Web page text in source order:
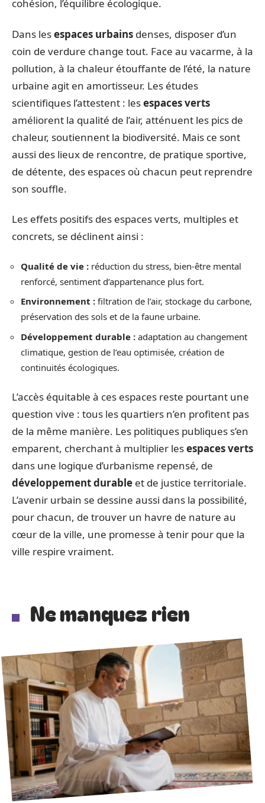
cohésion, l’équilibre écologique.
Dans lesespaces urbains denses, disposer d’un
coin de verdure change tout. Face au vacarme, à la
pollution, à la chaleur étouffante de l’été, la nature
urbaine agit en amortisseur. Les études
scientifiques l’attestent : lesespaces verts
améliorent la qualité de l’air, atténuent les pics de
chaleur, soutiennent la biodiversité. Mais ce sont
aussi des lieux de rencontre, de pratique sportive,
de détente, des espaces où chacun peut reprendre
son souffle.
Les effets positifs des espaces verts, multiples et
concrets, se déclinent ainsi :
Qualité de vie : réduction du stress, bien-être mental
renforcé, sentiment d’appartenance plus fort.
Environnement : filtration de l’air, stockage du carbone,
préservation des sols et de la faune urbaine.
Développement durable : adaptation au changement
climatique, gestion de l’eau optimisée, création de
continuités écologiques.
L’accès équitable à ces espaces reste pourtant une
question vive : tous les quartiers n’en profitent pas
de la même manière. Les politiques publiques s’en
emparent, cherchant à multiplier lesespaces verts
dans une logique d’urbanisme repensé, de
développement durable et de justice territoriale.
L’avenir urbain se dessine aussi dans la possibilité,
pour chacun, de trouver un havre de nature au
cœur de la ville, une promesse à tenir pour que la
ville respire vraiment.
Ne manquez rien